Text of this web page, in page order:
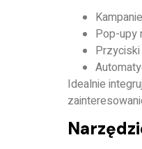
Pop-upy
Idealnie